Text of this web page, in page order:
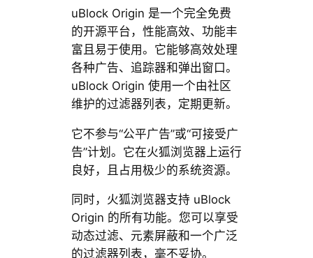
uBlock Origin 是一个完全免费
的开源平台，性能高效、功能丰
富且易于使用。它能够高效处理
各种广告、追踪器和弹出窗口。
uBlock Origin 使用一个由社区
维护的过滤器列表，定期更新。
它不参与“公平广告”或“可接受广
告”计划。它在火狐浏览器上运行
良好，且占用极少的系统资源。
同时，火狐浏览器支持 uBlock
Origin 的所有功能。您可以享受
动态过滤、元素屏蔽和一个广泛
的过滤器列表，毫不妥协。